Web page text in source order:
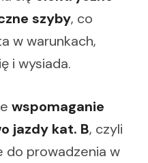
szyby, co
w warunkach,
i wysiada.
wspomaganie
jazdy kat. B, czyli
do prowadzenia w